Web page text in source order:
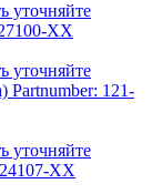
уточняйте
XX
уточняйте
Partnumber: 121-
уточняйте
XX